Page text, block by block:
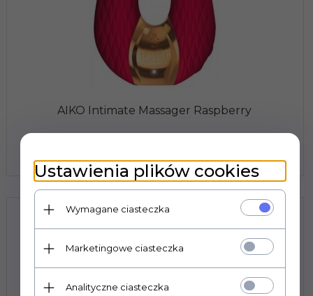
AIKO Intimate Massager Raspberry
widoczne po zalogowaniu.
Ustawienia plików cookies
Wymagane ciasteczka
Marketingowe ciasteczka
Analityczne ciasteczka